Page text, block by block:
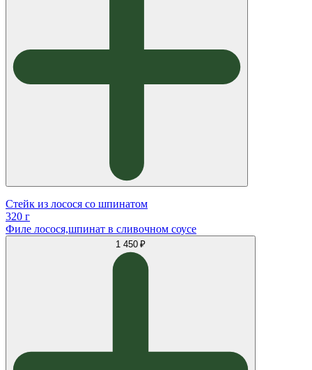
Стейк из лосося со шпинатом
320 г
Филе лосося,шпинат в сливочном соусе
1 450 ₽